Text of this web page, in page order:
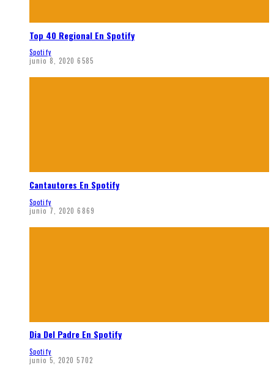
Top 40 Regional En Spotify
Spotify
junio 8, 2020 6585
Cantautores En Spotify
Spotify
junio 7, 2020 6869
Dia Del Padre En Spotify
Spotify
junio 5, 2020 5702